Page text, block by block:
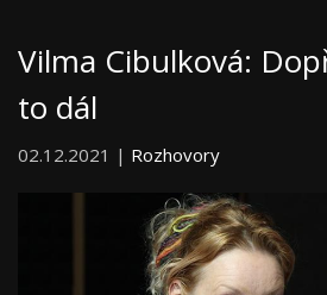
Vilma Cibulková:
to dál
02.12.2021 | Rozhovory